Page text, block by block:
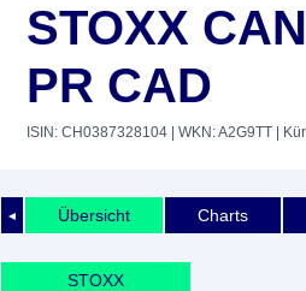
STOXX
PR CAD
ISIN: CH0387328104 | WKN: A2G9TT |
◄ Übersicht Charts
STOXX